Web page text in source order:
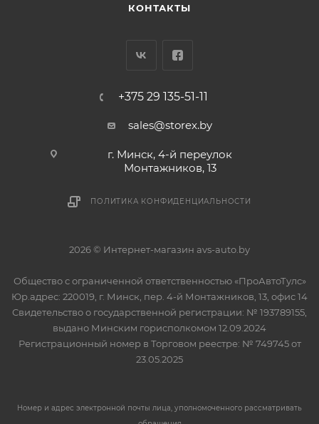
КОНТАКТЫ
+375 29 135-51-11
sales@storex.by
г. Минск, 4-й переулок
Монтажников, 13
ПОЛИТИКА КОНФИДЕНЦИАЛЬНОСТИ
2026 © Интернет-магазин avs-auto.by
Общество с ограниченной ответственностью «ПроАвтоТулс»
Юр.адрес: 220019, г. Минск, пер. 4-й Монтажников, 13, офис 14
Свидетельство о государственной регистрации: № 193789155,
выдано Минским горисполкомом 12.09.2024
Регистрационный номер в Торговом реестре: № 749745 от
23.05.2025
Номер и адрес электронной почты лица, уполномоченного рассматривать